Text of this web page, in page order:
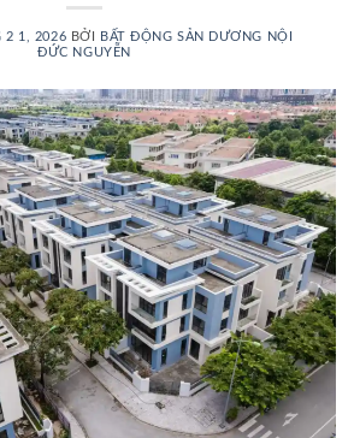
2 1, 2026 BỞI
BẤT ĐỘNG SẢN DƯƠNG NỘI
ĐỨC NGUYỄN